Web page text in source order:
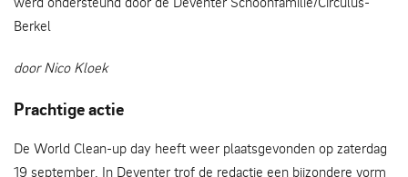
Berkel
door Nico Kloek
Prachtige actie
De World Clean-up day heeft weer plaatsgevonden op zaterdag
19 september. In Deventer trof de redactie een bijzondere vorm